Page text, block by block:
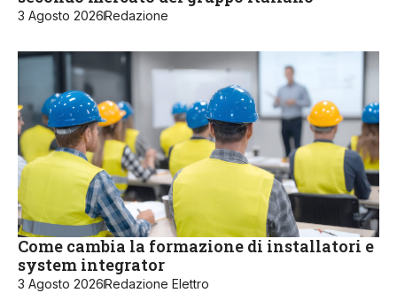
3 Agosto 2026Redazione
Come cambia la formazione di installatori e
system integrator
3 Agosto 2026Redazione Elettro